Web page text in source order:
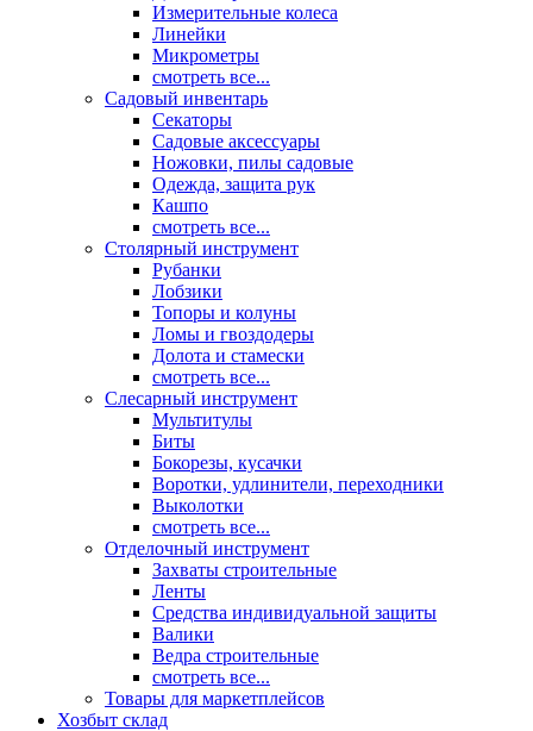
Измерительные колеса
Линейки
Микрометры
смотреть все...
Садовый инвентарь
Секаторы
Садовые аксессуары
Ножовки, пилы садовые
Одежда, защита рук
Кашпо
смотреть все...
Столярный инструмент
Рубанки
Лобзики
Топоры и колуны
Ломы и гвоздодеры
Долота и стамески
смотреть все...
Слесарный инструмент
Мультитулы
Биты
Бокорезы, кусачки
Воротки, удлинители, переходники
Выколотки
смотреть все...
Отделочный инструмент
Захваты строительные
Ленты
Средства индивидуальной защиты
Валики
Ведра строительные
смотреть все...
Товары для маркетплейсов
Хозбыт склад